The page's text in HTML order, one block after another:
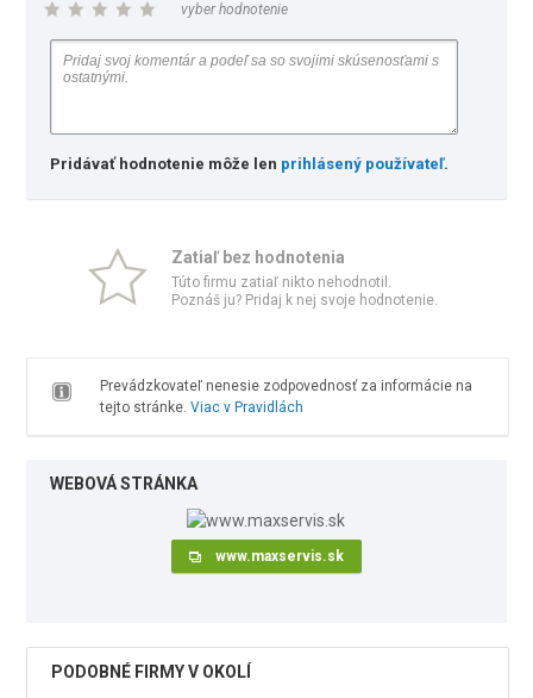
vyber hodnotenie
Pridávať hodnotenie môže len prihlásený používateľ.
Zatiaľ bez hodnotenia
Túto firmu zatiaľ nikto nehodnotil.
Poznáš ju? Pridaj k nej svoje hodnotenie.
Prevádzkovateľ nenesie zodpovednosť za informácie na
tejto stránke. Viac v Pravidlách
WEBOVÁ STRÁNKA
www.maxservis.sk
PODOBNÉ FIRMY V OKOLÍ